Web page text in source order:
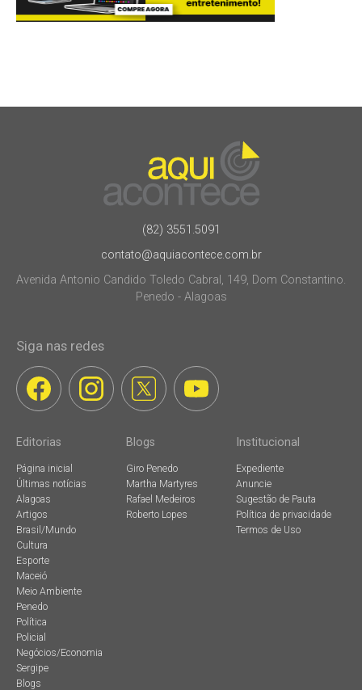
(82) 3551.5091
contato@aquiacontece.com.br
Avenida Antonio Candido Toledo Cabral, 149, Dom Constantino.
Penedo - Alagoas
Siga nas redes
Editorias
Página inicial
Últimas notícias
Alagoas
Artigos
Brasil/Mundo
Cultura
Esporte
Maceió
Meio Ambiente
Penedo
Política
Policial
Negócios/Economia
Sergipe
Blogs
Blogs
Giro Penedo
Martha Martyres
Rafael Medeiros
Roberto Lopes
Institucional
Expediente
Anuncie
Sugestão de Pauta
Política de privacidade
Termos de Uso